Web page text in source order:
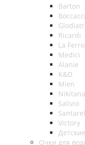
Barton
Glodiatr
Ricardi
La Ferro
Medici
Alanie
K&D
Mien
Nikitana
Salivio
Victory
Очки для